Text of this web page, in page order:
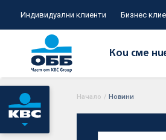
Индивидуални клиенти Бизнес
Кои сме
Начало / Новини